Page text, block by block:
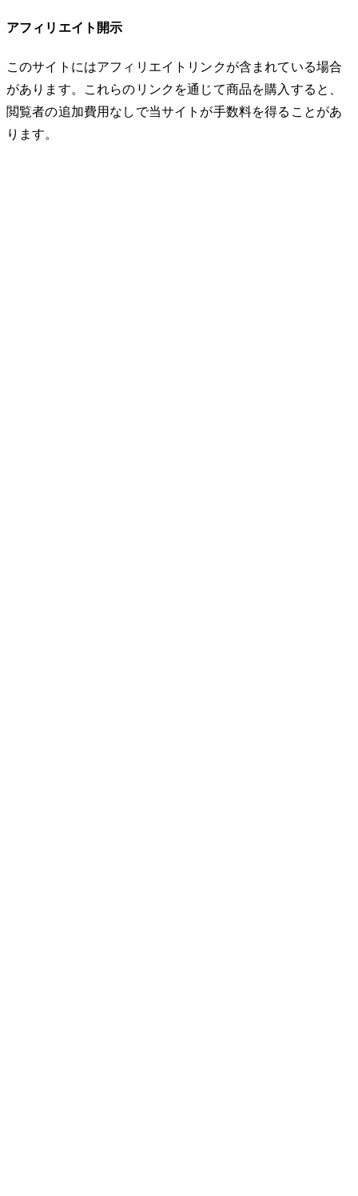
アフィリエイト開示
このサイトにはアフィリエイトリンクが含まれている場合
があります。これらのリンクを通じて商品を購入すると、
閲覧者の追加費用なしで当サイトが手数料を得ることがあ
ります。